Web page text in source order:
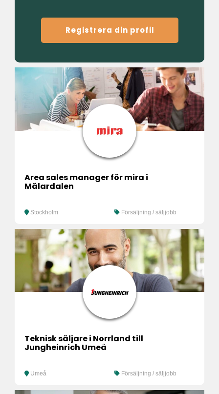
Registrera din profil
Area sales manager för mira i
Mälardalen
Stockholm Försäljning / säljjobb
Teknisk säljare i Norrland till
Jungheinrich Umeå
Umeå Försäljning / säljjobb